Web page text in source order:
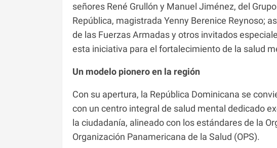
señores René Grullón y Manuel Jiménez, del
República, magistrada Yenny Berenice Reynoso;
de las Fuerzas Armadas y otros invitados
esta iniciativa para el fortalecimiento de la salud
Un modelo pionero en la región
Con su apertura, la República Dominicana se
con un centro integral de salud mental dedicado
la ciudadanía, alineado con los estándares de la
Organización Panamericana de la Salud (OPS).